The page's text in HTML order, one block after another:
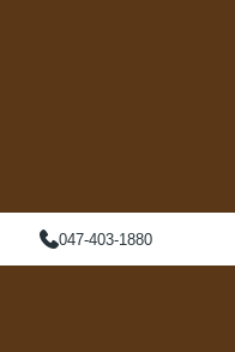
047-403-1880